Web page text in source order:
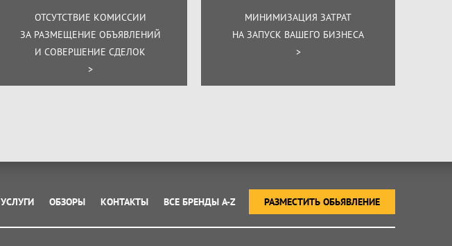
ОТСУТСТВИЕ КОМИССИИ
ЗА РАЗМЕЩЕНИЕ ОБЪЯВЛЕНИЙ
И СОВЕРШЕНИЕ СДЕЛОК
>
МИНИМИЗАЦИЯ ЗАТРАТ
НА ЗАПУСК ВАШЕГО БИЗНЕСА
>
РАЗМЕСТИТЬ ОБЬЯВЛЕНИЕ
УСЛУГИ ОБЗОРЫ КОНТАКТЫ ВСЕ БРЕНДЫ A-Z